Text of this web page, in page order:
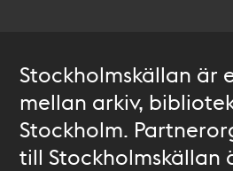
Stockholmskällan är
mellan arkiv,
Stockholm.
till Stockholmskällan